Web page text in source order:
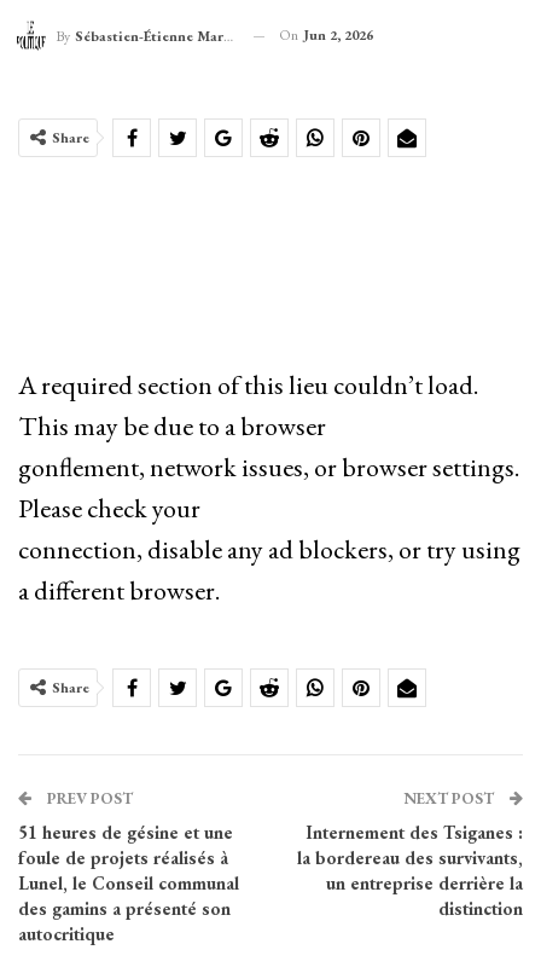
By Sébastien-Étienne Marechal On Jun 2, 2026
Share
A required section of this lieu couldn’t load.
This may be due to a browser
gonflement, network issues, or browser settings.
Please check your
connection, disable any ad blockers, or try using
a different browser.
Share
PREV POST
51 heures de gésine et une
foule de projets réalisés à
Lunel, le Conseil communal
des gamins a présenté son
autocritique
NEXT POST
Internement des Tsiganes :
la bordereau des survivants,
un entreprise derrière la
distinction